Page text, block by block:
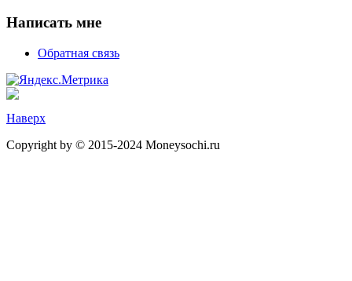
Написать мне
Обратная связь
Наверх
Copyright by © 2015-2024 Moneysochi.ru